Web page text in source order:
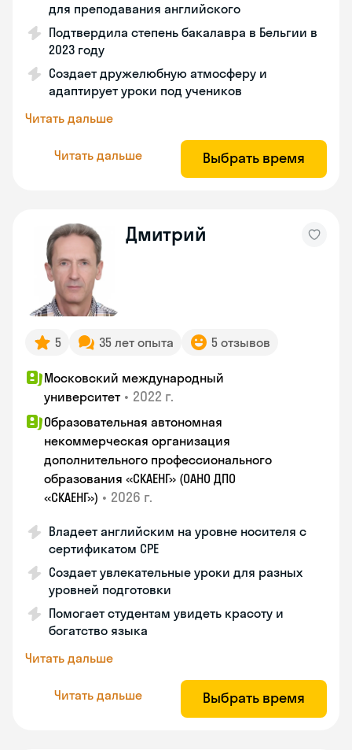
для преподавания английского
Подтвердила степень бакалавра в Бельгии в
2023 году
Создает дружелюбную атмосферу и
адаптирует уроки под учеников
Читать дальше
Читать дальше Выбрать время
Дмитрий
5 35 лет опыта 5 отзывов
Московский международный
университет • 2022 г.
Образовательная автономная
некоммерческая организация
дополнительного профессионального
образования «СКАЕНГ» (ОАНО ДПО
«СКАЕНГ») • 2026 г.
Владеет английским на уровне носителя с
сертификатом СРЕ
Создает увлекательные уроки для разных
уровней подготовки
Помогает студентам увидеть красоту и
богатство языка
Читать дальше
Читать дальше Выбрать время